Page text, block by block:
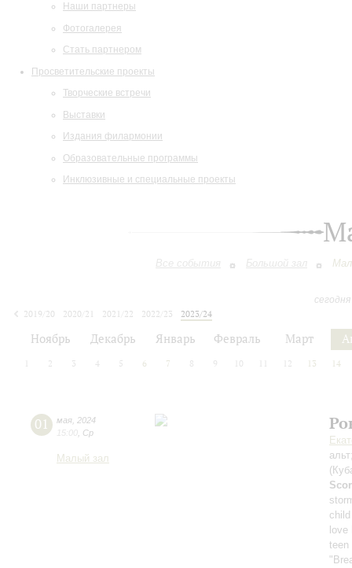
Наши партнеры
Фотогалерея
Стать партнером
Просветительские проекты
Творческие встречи
Выставки
Издания филармонии
Образовательные программы
Инклюзивные и специальные проекты
Все события Большой зал
2019/20
2020/21 2021/22 2022/23
2023/24
Ноябрь Декабрь Январь Февраль Март
2 3 4 5 6 7 8 9 10 12 13 14
01 мая 2024
15:00 Ср
Малый зал